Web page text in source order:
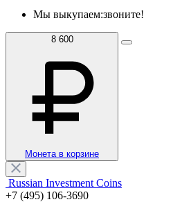
Мы выкупаем:звоните!
8 600
Монета в корзине
Russian Investment Coins
+7 (495) 106-3690